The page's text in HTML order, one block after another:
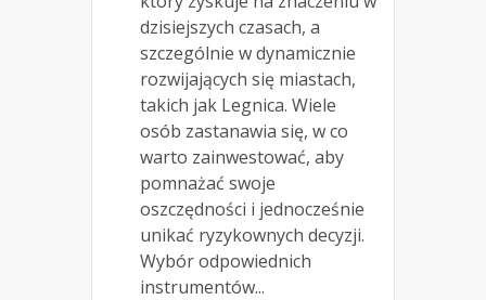
dzisiejszych czasach, a
szczególnie w dynamicznie
rozwijających się miastach,
takich jak Legnica. Wiele
osób zastanawia się, w co
warto zainwestować, aby
pomnażać swoje
oszczędności i jednocześnie
unikać ryzykownych decyzji.
Wybór odpowiednich
instrumentów...